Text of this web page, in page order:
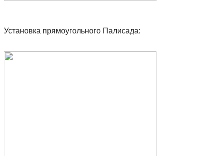
Установка прямоугольного Палисада: